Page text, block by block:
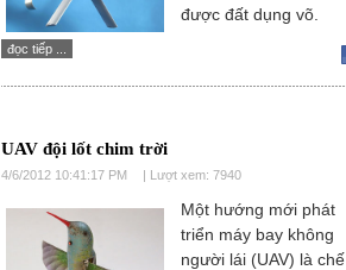
được đất dụng võ.
đọc tiếp ...
UAV đội lốt chim trời
4/6/2012 10:41:17 PM | Lượt xem: 7940
Một hướng mới phát
triển máy bay không
người lái (UAV) là chế